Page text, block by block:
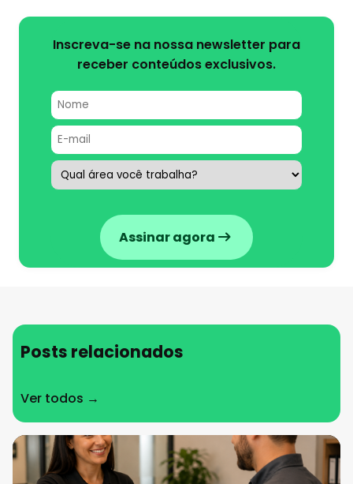
Inscreva-se na nossa newsletter para
receber conteúdos exclusivos.
Assinar agora
Posts relacionados
Ver todos →